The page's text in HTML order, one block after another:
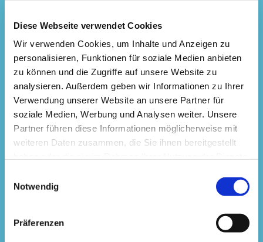
Diese Webseite verwendet Cookies
Wir verwenden Cookies, um Inhalte und Anzeigen zu
personalisieren, Funktionen für soziale Medien anbieten
zu können und die Zugriffe auf unsere Website zu
analysieren. Außerdem geben wir Informationen zu Ihrer
Verwendung unserer Website an unsere Partner für
soziale Medien, Werbung und Analysen weiter. Unsere
Partner führen diese Informationen möglicherweise mit
weiteren Daten zusammen, die Sie ihnen bereitgestellt
Notwendig
Präferenzen
ein unbefristetes Beschäftigungsverhältnis in
einem kollegialen Team mit modernen
Arbeitsplätzen
selbständiges und eigenverantwortliches
Arbeiten in einer freundlichen und
wertschätzenden Unternehmenskultur mit
flachen Hierarchien
abwechslungsreiches Aufgabengebiet und
fundierte Einarbeitung durch erfahrene
Benefits wie SpenditCard, Corporate Benefits